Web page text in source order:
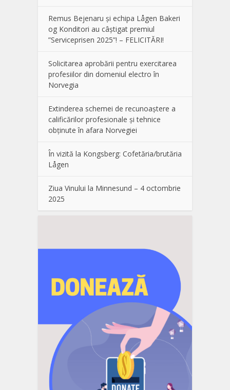
Remus Bejenaru și echipa Lågen Bakeri
og Konditori au câștigat premiul
”Serviceprisen 2025”! – FELICITĂRI!
Solicitarea aprobării pentru exercitarea
profesiilor din domeniul electro în
Norvegia
Extinderea schemei de recunoaștere a
calificărilor profesionale și tehnice
obținute în afara Norvegiei
În vizită la Kongsberg: Cofetăria/brutăria
Lågen
Ziua Vinului la Minnesund – 4 octombrie
2025